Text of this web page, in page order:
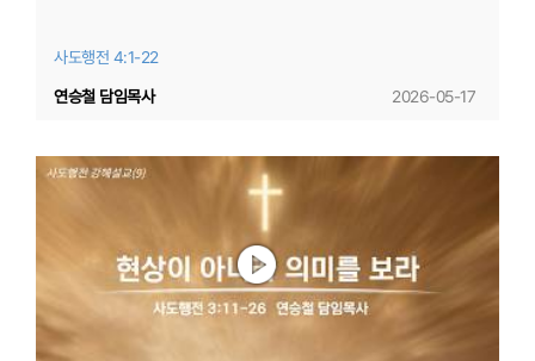
사도행전 4:1-22
2026-05-17
연승철 담임목사